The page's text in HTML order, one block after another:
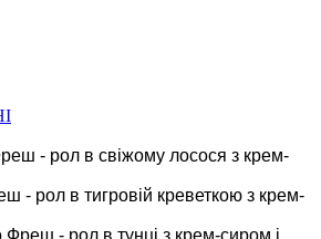
- рол в свіжому лосося з крем-
- рол в тигровій креветкою з крем-
- рол в тунці з крем-сиром і